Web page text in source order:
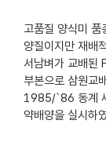
고품질 양식미
양질이지만 재배
서남벼가 교배된
부본으로 삼원교
1985/`86 동계
약배양을 실시하